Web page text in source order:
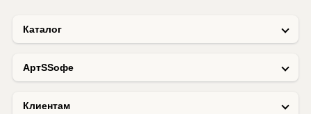
Каталог
AртSSофе
Клиентам